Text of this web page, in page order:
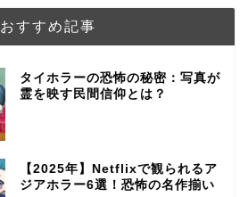
おすすめ記事
タイホラーの恐怖の秘密：写真が
霊を映す民間信仰とは？
【2025年】Netflixで観られるア
ジアホラー6選！恐怖の名作揃い